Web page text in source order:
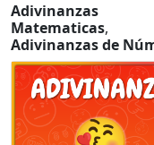
Adivinanzas
Matematicas,
Adivinanzas de